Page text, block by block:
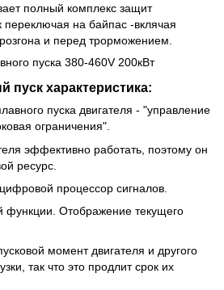
полный комплекс защит
переключая на байпас -вклячая
и перед трорможением.
пуска 380-460V 200кВт
пуск характеристика:
пуска двигателя - "управление
ограничения".
эффективно работать, поэтому он
ресурс.
процессор сигналов.
функции. Отображение текущего
момент двигателя и другого
так что это продлит срок их